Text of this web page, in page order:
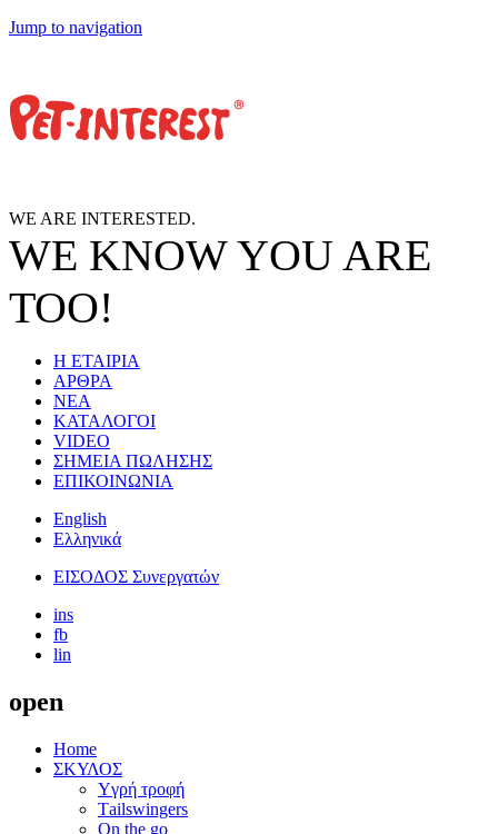
Jump to navigation
WE ARE INTERESTED.
WE KNOWYOU ARE
TOO!
Η ΕΤΑΙΡΙΑ
ΑΡΘΡΑ
ΝΕΑ
ΚΑΤΑΛΟΓΟΙ
VIDEO
ΣΗΜΕΙΑ ΠΩΛΗΣΗΣ
ΕΠΙΚΟΙΝΩΝΙΑ
English
Ελληνικά
ΕΙΣΟΔΟΣ Συνεργατών
ins
fb
lin
open
Home
ΣΚΥΛΟΣ
Yγρή τροφή
Τailswingers
On the go